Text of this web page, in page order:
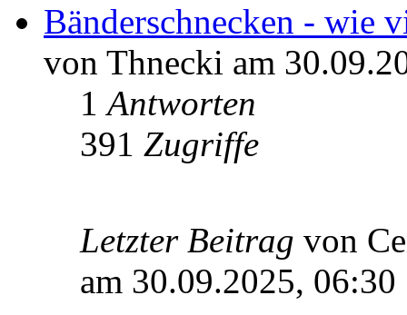
Bänderschnecken - wie
von Thnecki am
1Antworten
391 Zugriffe
Letzter Beitrag von
am 30.09.2025, 06:30